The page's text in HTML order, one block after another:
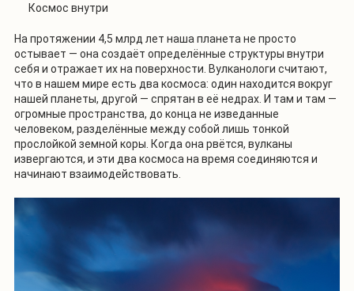
Космос внутри
На протяжении 4,5 млрд лет наша планета не просто
остывает — она создаёт определённые структуры внутри
себя и отражает их на поверхности. Вулканологи считают,
что в нашем мире есть два космоса: один находится вокруг
нашей планеты, другой — спрятан в её недрах. И там и там —
огромные пространства, до конца не изведанные
человеком, разделённые между собой лишь тонкой
прослойкой земной коры. Когда она рвётся, вулканы
извергаются, и эти два космоса на время соединяются и
начинают взаимодействовать.